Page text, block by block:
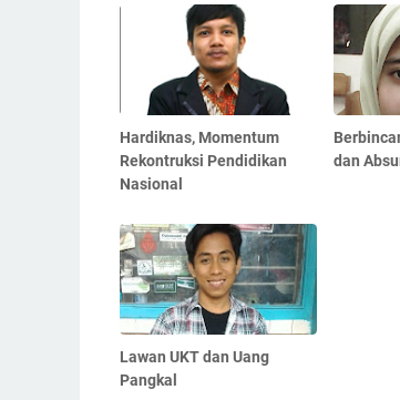
Hardiknas, Momentum
Rekontruksi Pendidikan
Nasional
dan
Lawan UKT dan Uang
Pangkal